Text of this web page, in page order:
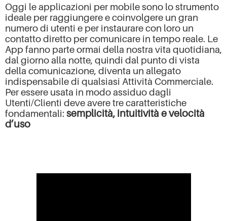
Oggi le applicazioni per mobile sono lo strumento
ideale per raggiungere e coinvolgere un gran
numero di utenti e per instaurare con loro un
contatto diretto per comunicare in tempo reale. Le
App fanno parte ormai della nostra vita quotidiana,
dal giorno alla notte, quindi dal punto di vista
della comunicazione, diventa un allegato
indispensabile di qualsiasi Attività Commerciale.
Per essere usata in modo assiduo dagli
Utenti/Clienti deve avere tre caratteristiche
fondamentali: semplicità, intuitività e velocità
d’uso